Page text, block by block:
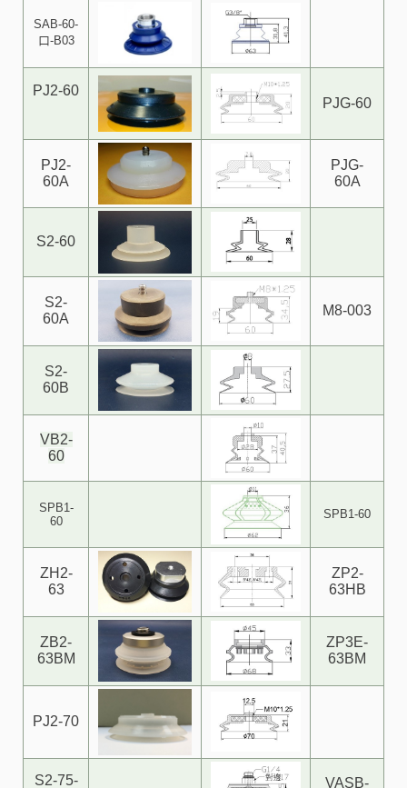
SAB-60-
口-B03
PJ2-60
PJG-60
PJ2-
60A
PJG-
60A
S2-60
S2-
60A
M8-003
S2-
60B
VB2-
60
SPB1-
60
SPB1-60
ZH2-
63
ZP2-
63HB
ZB2-
63BM
ZP3E-
63BM
PJ2-70
S2-75-
VASB-